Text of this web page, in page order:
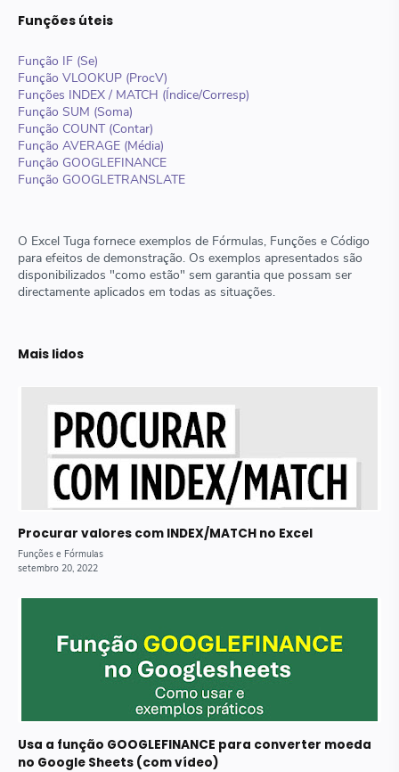
Funções úteis
Função IF (Se)
Função VLOOKUP (ProcV)
Funções INDEX / MATCH (Índice/Corresp)
Função SUM (Soma)
Função COUNT (Contar)
Função AVERAGE (Média)
Função GOOGLEFINANCE
Função GOOGLETRANSLATE
O Excel Tuga fornece exemplos de Fórmulas, Funções e Código
para efeitos de demonstração. Os exemplos apresentados são
disponibilizados "como estão" sem garantia que possam ser
directamente aplicados em todas as situações.
Mais lidos
Procurar valores com INDEX/MATCH no Excel
Usa a função GOOGLEFINANCE para converter moeda
no Google Sheets (com vídeo)